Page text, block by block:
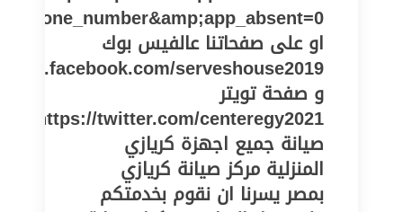
او على صفحاتنا عالفيس بوك
serveshouse2019
و صفحة تويتر
https://twitter.com/centeregy2021
صيانة جميع اجهزة كريازي
المنزلية مركز صيانة كريازي
بمصر يسرنا ان نقوم بخدمتكم